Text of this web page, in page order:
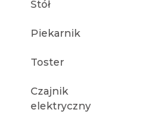
Stół
Piekarnik
Toster
Czajnik
elektryczny